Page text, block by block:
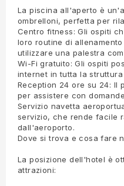
La piscina all'aperto è
ombrelloni, perfetta per
Centro fitness: Gli ospiti
loro routine di
utilizzare una palestra
Wi-Fi gratuito: Gli ospiti
internet in tutta la
Reception 24 ore su 24: Il
per assistere con
Servizio navetta
servizio, che rende facile
dall'aeroporto.
Dove si trova e cosa fare
La posizione dell'hotel è
attrazioni: